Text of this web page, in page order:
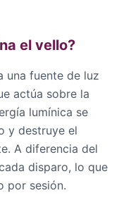
el vello?
una fuente de luz
actúa sobre la
lumínica se
y destruye el
A diferencia del
disparo, lo que
por sesión.